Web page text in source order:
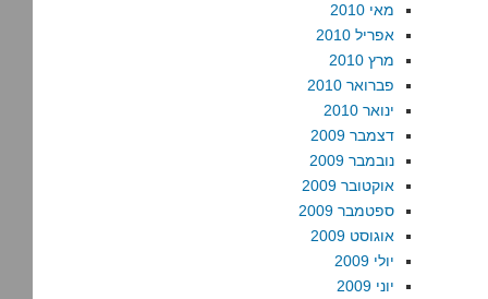
מאי 2010
אפריל 2010
מרץ 2010
פברואר 2010
ינואר 2010
דצמבר 2009
נובמבר 2009
אוקטובר 2009
ספטמבר 2009
אוגוסט 2009
יולי 2009
יוני 2009